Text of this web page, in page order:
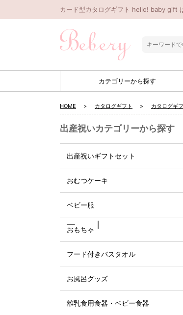
カード型カタログギフト hello! baby gift
カテゴリーから探す
HOME カタログギフト カタログギ
出産祝いカテゴリーから探す
出産祝いギフトセット
おむつケーキ
ベビー服
おもちゃ
フード付きバスタオル
お風呂グッズ
離乳食用食器・ベビー食器